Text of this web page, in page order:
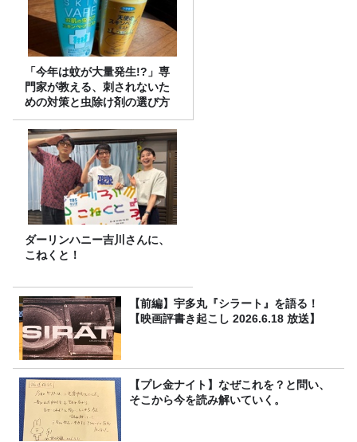
「今年は蚊が大量発生!?」専
門家が教える、刺されないた
めの対策と虫除け剤の選び方
ダーリンハニー吉川さんに、
こねくと！
【前編】宇多丸『シラート』を語る！
【映画評書き起こし 2026.6.18 放送】
【プレ金ナイト】なぜこれを？と問い、
そこから今を読み解いていく。